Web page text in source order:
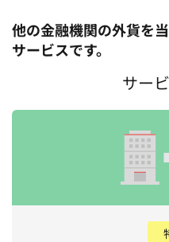
他の金融機関の外貨を
サービスです。
サー